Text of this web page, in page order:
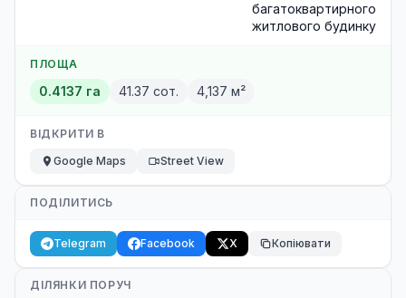
багатоквартирного
житлового будинку
ПЛОЩА
0.4137 га 41.37 сот. 4,137 м²
ВІДКРИТИ В
Google Maps
Street View
ПОДІЛИТИСЬ
Telegram Facebook X Копіювати
ДІЛЯНКИ ПОРУЧ